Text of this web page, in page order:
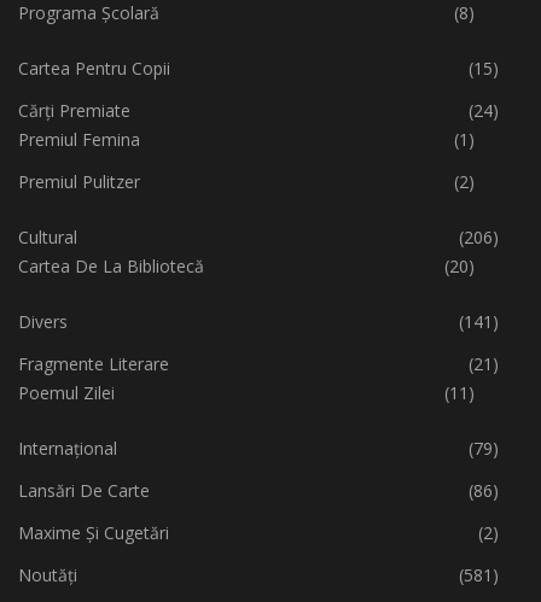
Programa Școlară
(8)
Cartea Pentru Copii
(15)
Cărți Premiate
(24)
Premiul Femina
(1)
Premiul Pulitzer
(2)
Cultural
(206)
Cartea De La Bibliotecă
(20)
Divers
(141)
Fragmente Literare
(21)
Poemul Zilei
(11)
Internațional
(79)
Lansări De Carte
(86)
Maxime Și Cugetări
(2)
Noutăți
(581)